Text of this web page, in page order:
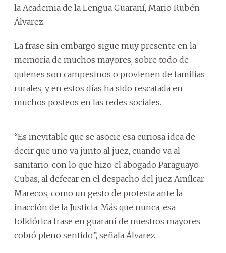
la Academia de la Lengua Guaraní, Mario Rubén
Álvarez.
La frase sin embargo sigue muy presente en la
memoria de muchos mayores, sobre todo de
quienes son campesinos o provienen de familias
rurales, y en estos días ha sido rescatada en
muchos posteos en las redes sociales.
“Es inevitable que se asocie esa curiosa idea de
decir que uno va junto al juez, cuando va al
sanitario, con lo que hizo el abogado Paraguayo
Cubas, al defecar en el despacho del juez Amílcar
Marecos, como un gesto de protesta ante la
inacción de la Justicia. Más que nunca, esa
folklórica frase en guaraní de nuestros mayores
cobró pleno sentido”, señala Álvarez.